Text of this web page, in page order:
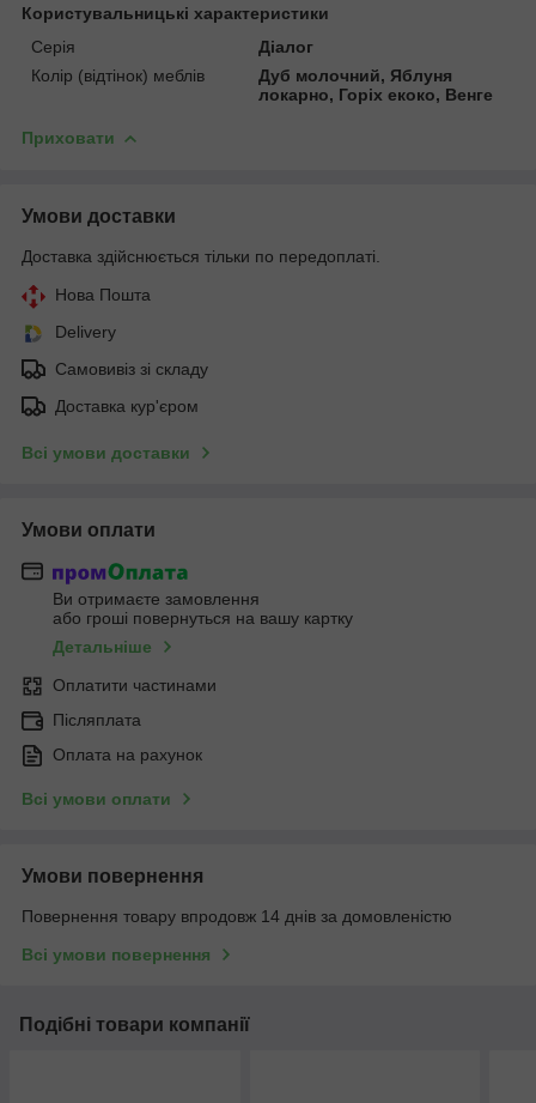
Користувальницькі характеристики
Серія
Діалог
Колір (відтінок) меблів
Дуб молочний, Яблуня
локарно, Горіх екоко, Венге
Приховати
Умови доставки
Доставка здійснюється тільки по передоплаті.
Нова Пошта
Delivery
Самовивіз зі складу
Доставка кур'єром
Всі умови доставки
Умови оплати
Ви отримаєте замовлення
або гроші повернуться на вашу картку
Детальніше
Оплатити частинами
Післяплата
Оплата на рахунок
Всі умови оплати
Умови повернення
Повернення товару впродовж 14 днів за домовленістю
Всі умови повернення
Подібні товари компанії